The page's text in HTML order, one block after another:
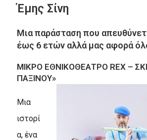
Έμης Σίνη
Μια παράσταση που
έως 6 ετών αλλά μας αφορά
ΜΙΚΡΟ ΕΘΝΙΚΟΘΕΑΤΡΟ REX –
ΠΑΞΙΝΟΥ»
Μια
ιστορί
α, ένα